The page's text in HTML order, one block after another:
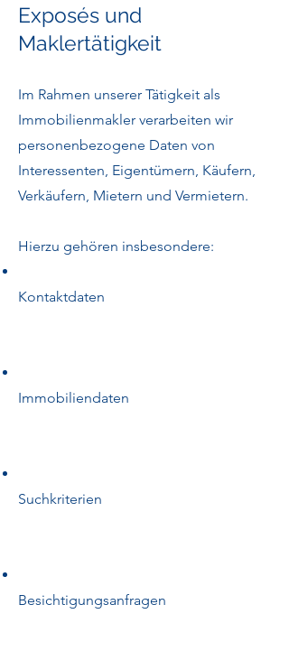
Exposés und
Maklertätigkeit
Im Rahmen unserer Tätigkeit als
Immobilienmakler verarbeiten wir
personenbezogene Daten von
Interessenten, Eigentümern, Käufern,
Verkäufern, Mietern und Vermietern.
Hierzu gehören insbesondere:
Kontaktdaten
Immobiliendaten
Suchkriterien
Besichtigungsanfragen